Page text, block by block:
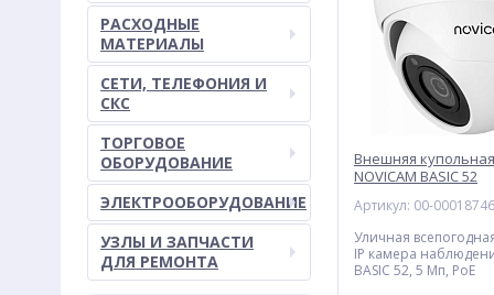
РАСХОДНЫЕ
МАТЕРИАЛЫ
СЕТИ, ТЕЛЕФОНИЯ И
СКС
ТОРГОВОЕ
ОБОРУДОВАНИЕ
ЭЛЕКТРООБОРУДОВАНИЕ
УЗЛЫ И ЗАПЧАСТИ
ДЛЯ РЕМОНТА
Внешняя
NOVICAM BASIC 52
Артикул: 00-00018746
Уличная
IP камера
BASIC 52, 5 Мп, PoE